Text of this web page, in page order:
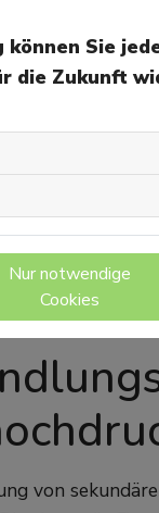
können
Cortisol. Bei
durch
Auch bei
Krankheiten
sind eine
Frauen
hormonfreie
kann auch
enormen
von
Sie
die Zukunft
Nur notwendige
Cookies